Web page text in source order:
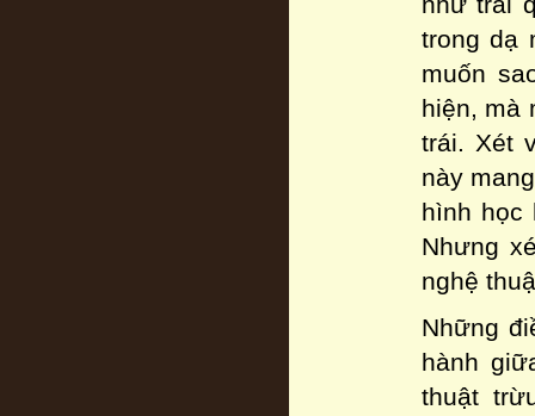
trong dạ
muốn
hiện, mà
trái. Xét
này
hình học
Nhưng
nghệ
Những
hành
thuật